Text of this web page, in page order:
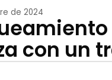
de 2024
con un